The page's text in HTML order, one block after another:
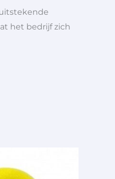
het bedrijf zich